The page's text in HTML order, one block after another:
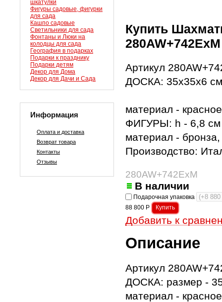
шкатулки
Фигуры садовые, фигурки
для сада
Кашпо садовые
Светильники для сада
Фонтаны и Люки на
колодцы для сада
География в подарках
Подарки к празднику
Подарки детям
Декор для Дома
Декор для Дачи и Сада
Информация
Оплата и доставка
Возврат товара
Контакты
Отзывы
Купить
280AW+742ExM
Артикул
ДОСКА: 35х35х6 см
материал -
ФИГУРЫ: h - 6,8 см
материал -
Производство:
280AW+742ExM
В наличии
Подарочная упаковка
88 800 Р
Добавить к
Описание
Артикул
ДОСКА: размер -
материал -